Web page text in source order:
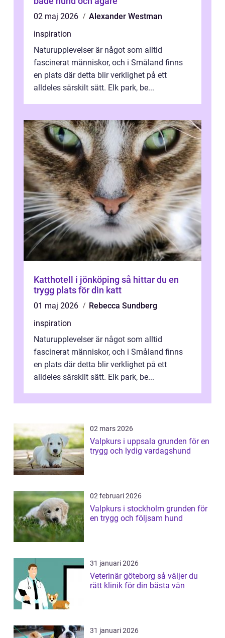
02 maj 2026
Alexander Westman
inspiration
Naturupplevelser är något som alltid
fascinerat människor, och i Småland finns
en plats där detta blir verklighet på ett
alldeles särskilt sätt. Elk park, be...
Katthotell i jönköping så hittar du en
trygg plats för din katt
01 maj 2026
Rebecca Sundberg
inspiration
Naturupplevelser är något som alltid
fascinerat människor, och i Småland finns
en plats där detta blir verklighet på ett
alldeles särskilt sätt. Elk park, be...
02 mars 2026
Valpkurs i uppsala grunden för en
trygg och lydig vardagshund
02 februari 2026
Valpkurs i stockholm grunden för
en trygg och följsam hund
31 januari 2026
Veterinär göteborg så väljer du
rätt klinik för din bästa vän
31 januari 2026